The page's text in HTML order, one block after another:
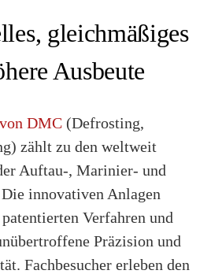
gleichmäßiges
Ausbeute
DMC (Defrosting,
zählt zu den weltweit
Auftau-, Marinier- und
innovativen Anlagen
Verfahren und
Präzision und
Fachbesucher erleben den